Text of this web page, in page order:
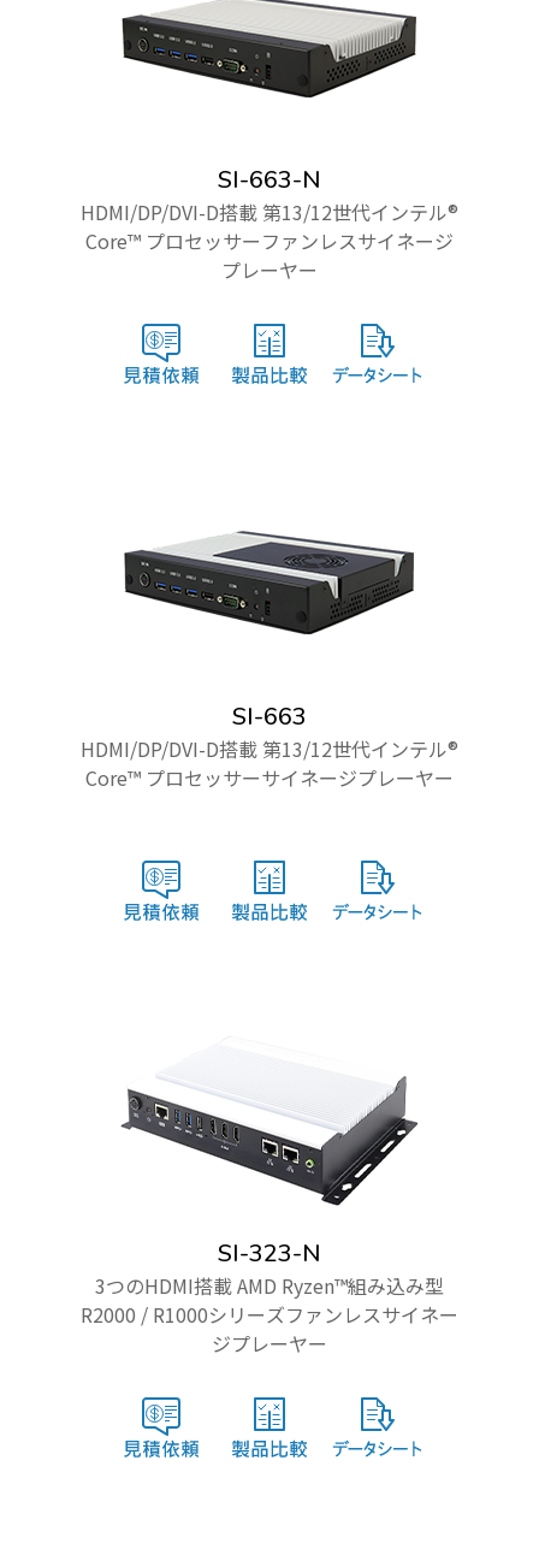
SI-663-N
HDMI/DP/DVI-D搭載 第13/12世代インテル®
Core™ プロセッサーファンレスサイネージ
プレーヤー
SI-663
HDMI/DP/DVI-D搭載 第13/12世代インテル®
Core™ プロセッサーサイネージプレーヤー
SI-323-N
3つのHDMI搭載 AMD Ryzen™組み込み型
R2000 / R1000シリーズファンレスサイネー
ジプレーヤー